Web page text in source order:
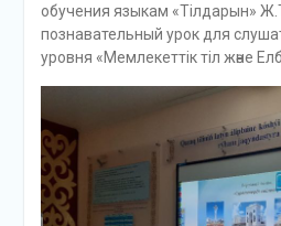
обучения языкам «Тілдарын»
познавательный урок для
уровня «Мемлекеттік тіл және